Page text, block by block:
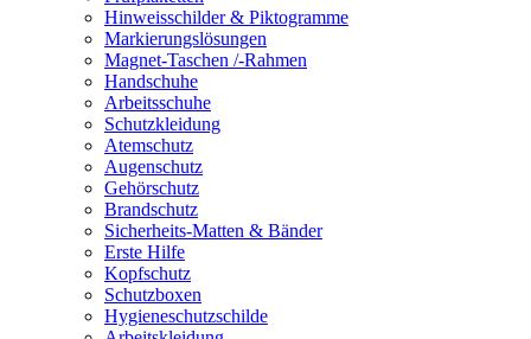
Hinweisschilder & Piktogramme
Markierungslösungen
Magnet-Taschen /-Rahmen
Handschuhe
Arbeitsschuhe
Schutzkleidung
Atemschutz
Augenschutz
Gehörschutz
Brandschutz
Sicherheits-Matten & Bänder
Erste Hilfe
Kopfschutz
Schutzboxen
Hygieneschutzschilde